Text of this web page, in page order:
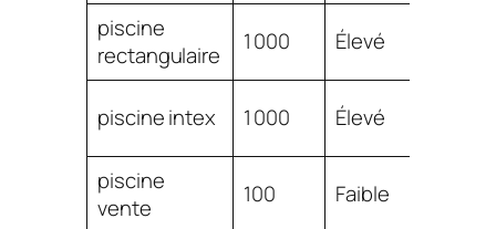
piscine
rectangulaire
1 000 Élevé
piscine intex 1 000 Élevé
piscine
vente
100 Faible